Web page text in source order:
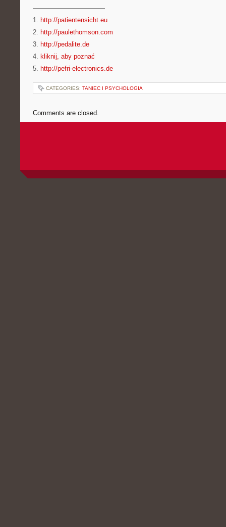
———————————
1. http://patientensicht.eu
2. http://paulethomson.com
3. http://pedalite.de
4. kliknij, aby poznać
5. http://pefri-electronics.de
CATEGORIES: TANIEC I PSYCHOLOGIA
Comments are closed.